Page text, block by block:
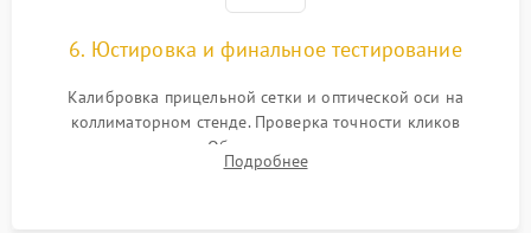
6. Юстировка и финальное тестирование
Калибровка прицельной сетки и оптической оси на
коллиматорном стенде. Проверка точности кликов
механизма поправок. Обязательное испытание прицела на
ударном стенде для проверки устойчивости к отдаче и
Подробнее